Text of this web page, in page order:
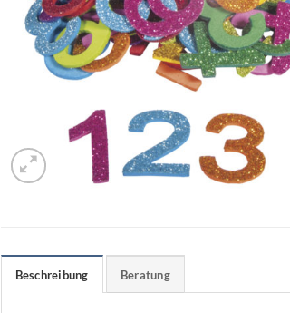
Beschreibung Beratung